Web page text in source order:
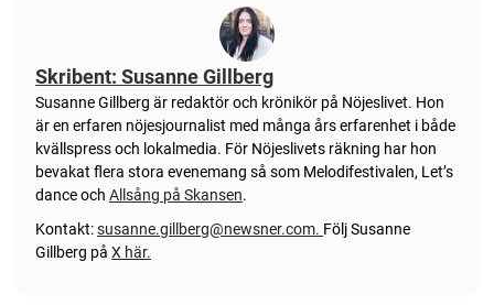
Skribent: Susanne Gillberg
Susanne Gillberg är redaktör och krönikör på Nöjeslivet. Hon
är en erfaren nöjesjournalist med många års erfarenhet i både
kvällspress och lokalmedia. För Nöjeslivets räkning har hon
bevakat flera stora evenemang så som Melodifestivalen, Let’s
dance och Allsång på Skansen.
Kontakt:susanne.gillberg@newsner.com. Följ Susanne
Gillberg på X här.